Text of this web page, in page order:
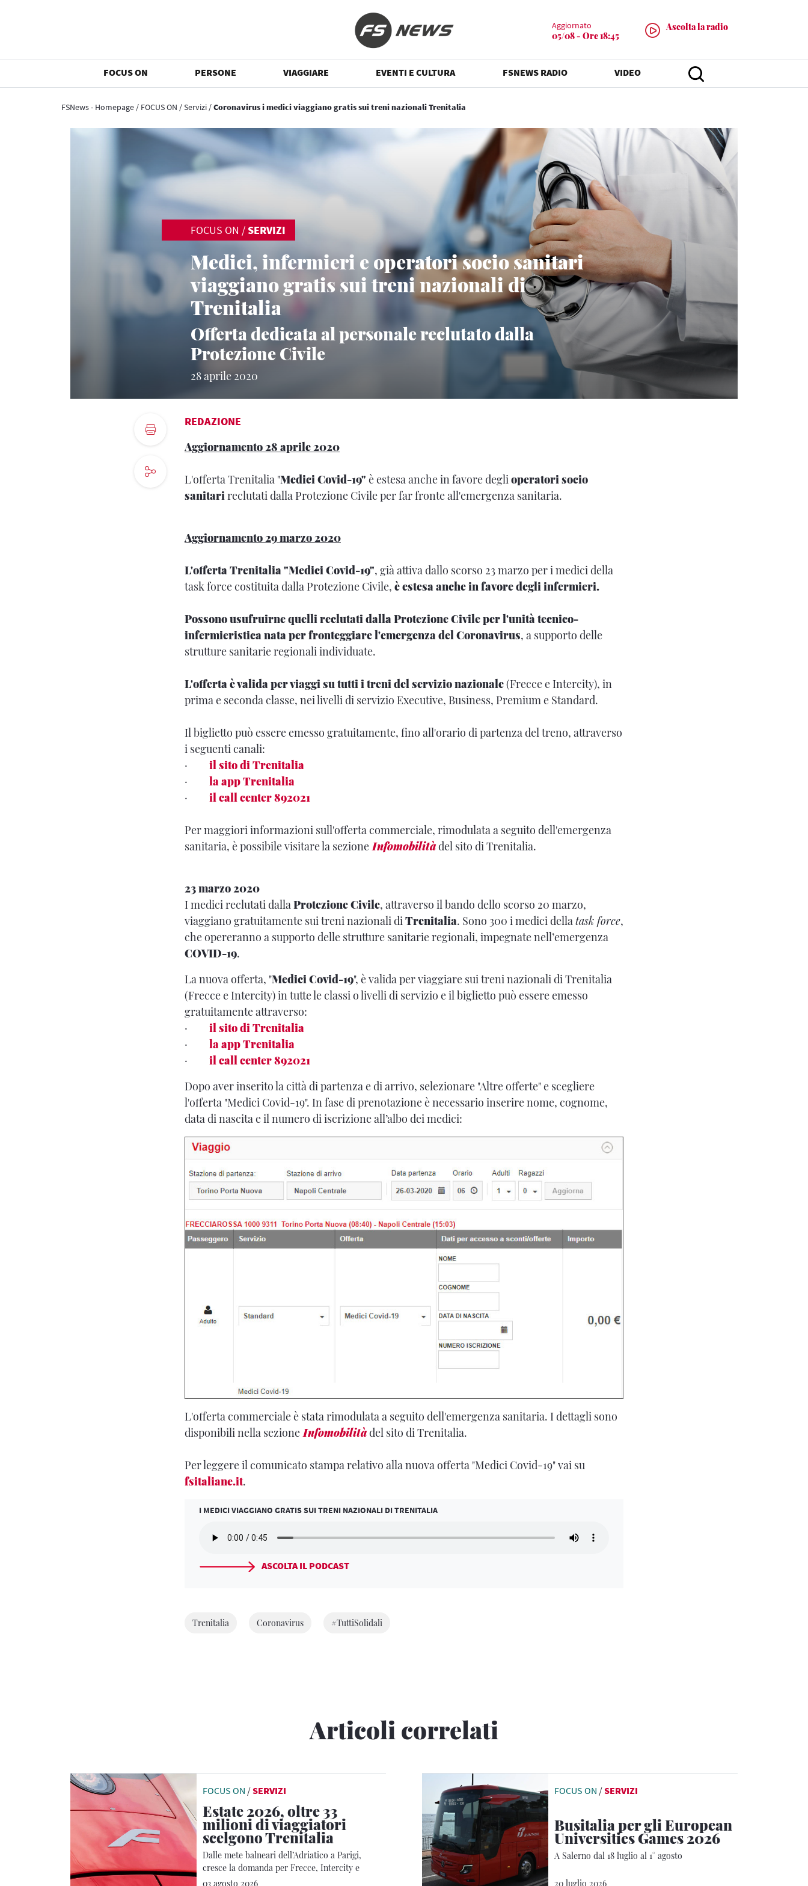
Aggiornato
05/08 - Ore 18:45
Ascolta la radio
FOCUS ON PERSONE VIAGGIARE EVENTI E CULTURA FSNEWS RADIO VIDEO
FSNews - Homepage / FOCUS ON /Servizi /Coronavirus i medici viaggiano gratis sui treni nazionali Trenitalia
FOCUS ON /SERVIZI
Medici, infermieri e operatori socio sanitari
viaggiano gratis sui treni nazionali di
Trenitalia
Offerta dedicata al personale reclutato dalla
Protezione Civile
28 aprile 2020
REDAZIONE
Aggiornamento 28 aprile 2020
L'offerta Trenitalia "Medici Covid-19" è estesa anche in favore deglioperatori socio
sanitarireclutati dalla Protezione Civile per far fronte all'emergenza sanitaria.
Aggiornamento 29 marzo 2020
L'offerta Trenitalia "Medici Covid-19", già attiva dallo scorso 23 marzo per i medici della
task force costituita dalla Protezione Civile, è estesa anche in favore degli infermieri.
Possono usufruirne quelli reclutati dalla Protezione Civile per l'unità tecnico-
infermieristica nata per fronteggiare l'emergenza del Coronavirus, a supporto delle
strutture sanitarie regionali individuate.
L'offerta è valida per viaggi su tutti i treni del servizio nazionale(Frecce e Intercity), in
prima e seconda classe, nei livelli di servizio Executive, Business, Premium e Standard.
Il biglietto può essere emesso gratuitamente, fino all'orario di partenza del treno, attraverso
i seguenti canali:
· il sito di Trenitalia
· la app Trenitalia
· il call center 892021
Per maggiori informazioni sull'offerta commerciale, rimodulata a seguito dell'emergenza
sanitaria, è possibile visitare la sezione Infomobilitàdel sito di Trenitalia.
23 marzo 2020
I medici reclutati dallaProtezione Civile, attraverso il bando dello scorso 20 marzo,
viaggiano gratuitamente sui treni nazionali diTrenitalia. Sono 300 i medici dellatask force,
che opereranno a supporto delle strutture sanitarie regionali, impegnate nell’emergenza
COVID-19.
La nuova offerta, "Medici Covid-19", è valida per viaggiare sui treni nazionali di Trenitalia
(Frecce e Intercity) in tutte le classi o livelli di servizio e il biglietto può essere emesso
gratuitamente attraverso:
· il sito di Trenitalia
· la app Trenitalia
· il call center 892021
Dopo aver inserito la città di partenza e di arrivo, selezionare "Altre offerte" e scegliere
l'offerta "Medici Covid-19". In fase di prenotazione è necessario inserire nome, cognome,
data di nascita e il numero di iscrizione all’albo dei medici:
L'offerta commerciale è stata rimodulata a seguito dell'emergenza sanitaria. I dettagli sono
disponibili nella sezione Infomobilitàdel sito di Trenitalia.
Per leggere il comunicato stampa relativo alla nuova offerta "Medici Covid-19" vai su
fsitaliane.it.
I MEDICI VIAGGIANO GRATIS SUI TRENI NAZIONALI DI TRENITALIA
ASCOLTA IL PODCAST
Trenitalia Coronavirus #TuttiSolidali
Articoli correlati
FOCUS ON /SERVIZI
Estate 2026, oltre 33
milioni di viaggiatori
scelgono Trenitalia
Dalle mete balneari dell’Adriatico a Parigi,
cresce la domanda per Frecce, Intercity e
Regionale
03 agosto 2026
FOCUS ON /SERVIZI
Busitalia per gli European
Universities Games 2026
A Salerno dal 18 luglio al 1° agosto
20 luglio 2026